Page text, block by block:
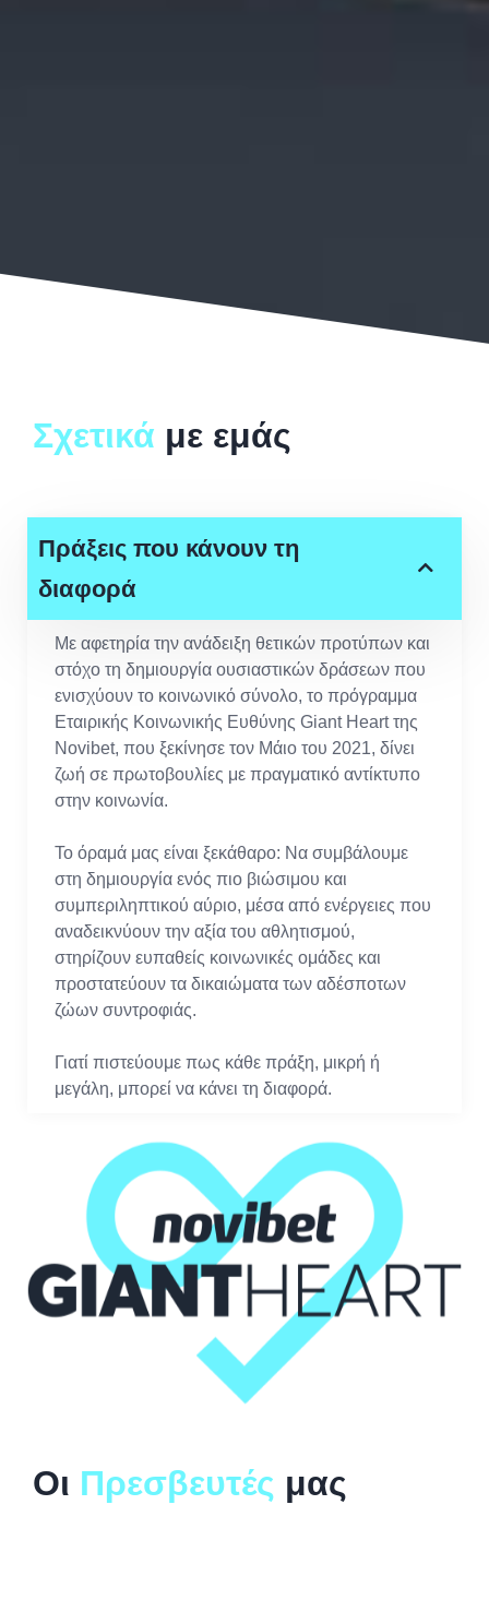
Σχετικά με εμάς
Πράξεις που κάνουν τη
διαφορά
Με αφετηρία την ανάδειξη θετικών προτύπων και
στόχο τη δημιουργία ουσιαστικών δράσεων που
ενισχύουν το κοινωνικό σύνολο, το πρόγραμμα
Εταιρικής Κοινωνικής Ευθύνης Giant Heart της
Novibet, που ξεκίνησε τον Μάιο του 2021, δίνει
ζωή σε πρωτοβουλίες με πραγματικό αντίκτυπο
στην κοινωνία.
Το όραμά μας είναι ξεκάθαρο: Να συμβάλουμε
στη δημιουργία ενός πιο βιώσιμου και
συμπεριληπτικού αύριο, μέσα από ενέργειες που
αναδεικνύουν την αξία του αθλητισμού,
στηρίζουν ευπαθείς κοινωνικές ομάδες και
προστατεύουν τα δικαιώματα των αδέσποτων
ζώων συντροφιάς.
Γιατί πιστεύουμε πως κάθε πράξη, μικρή ή
μεγάλη, μπορεί να κάνει τη διαφορά.
Οι Πρεσβευτές μας